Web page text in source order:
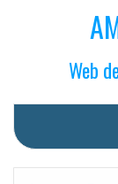
Web